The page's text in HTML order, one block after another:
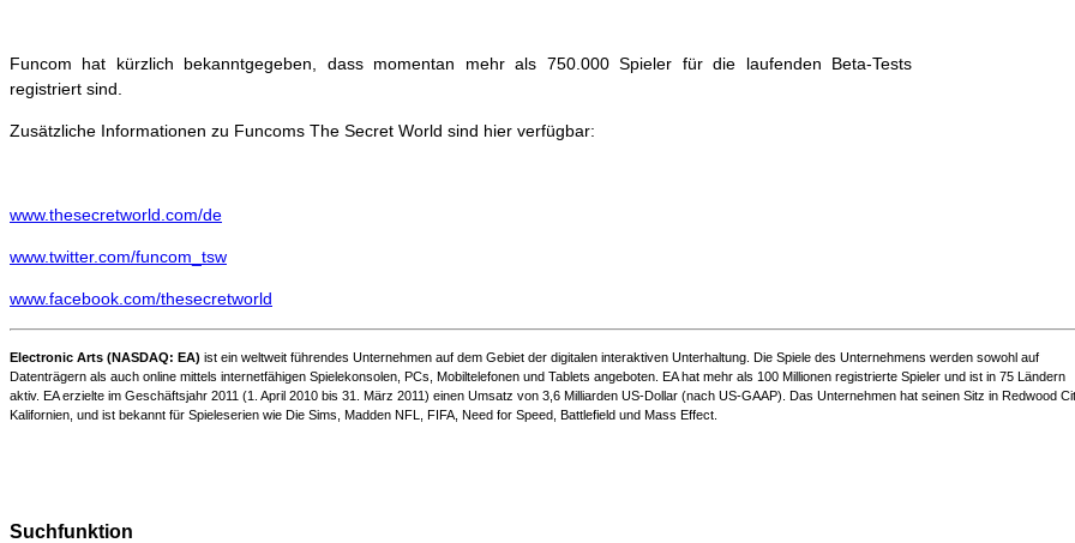
Funcom hat kürzlich bekanntgegeben, dass momentan mehr als 750.000 Spieler für die laufenden Beta-Tests
registriert sind.
Zusätzliche Informationen zu Funcoms The Secret World sind hier verfügbar:
www.thesecretworld.com/de
www.twitter.com/funcom_tsw
www.facebook.com/thesecretworld
Electronic Arts (NASDAQ: EA) ist ein weltweit führendes Unternehmen auf dem Gebiet der digitalen interaktiven Unterhaltung. Die Spiele des Unternehmens werden sowohl auf
Datenträgern als auch online mittels internetfähigen Spielekonsolen, PCs, Mobiltelefonen und Tablets angeboten. EA hat mehr als 100 Millionen registrierte Spieler und ist in 75 Ländern
aktiv. EA erzielte im Geschäftsjahr 2011 (1. April 2010 bis 31. März 2011) einen Umsatz von 3,6 Milliarden US-Dollar (nach US-GAAP). Das Unternehmen hat seinen Sitz in Redwood
Kalifornien, und ist bekannt für Spieleserien wie Die Sims, Madden NFL, FIFA, Need for Speed, Battlefield und Mass Effect.
Suchfunktion